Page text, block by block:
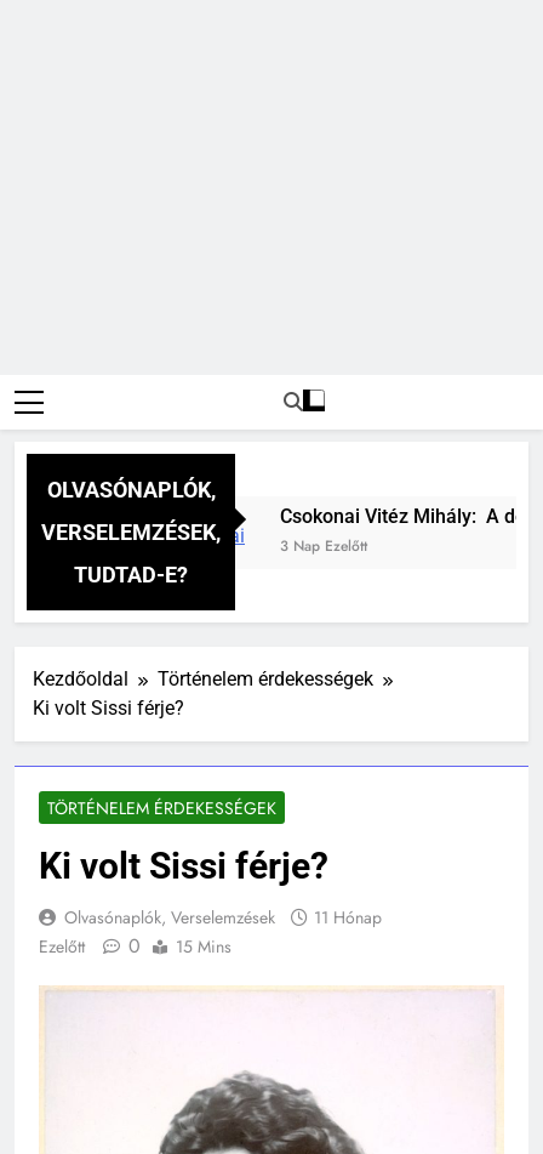
OLVASÓNAPLÓK,
VERSELEMZÉSEK,
TUDTAD-E?
Csokonai Vitéz Mihály: A dél
3 Nap Ezelőtt
Kezdőoldal
Történelem érdekességek
Ki volt Sissi férje?
TÖRTÉNELEM ÉRDEKESSÉGEK
Ki volt Sissi férje?
Olvasónaplók, Verselemzések
11 Hónap
Ezelőtt
0 15 Mins